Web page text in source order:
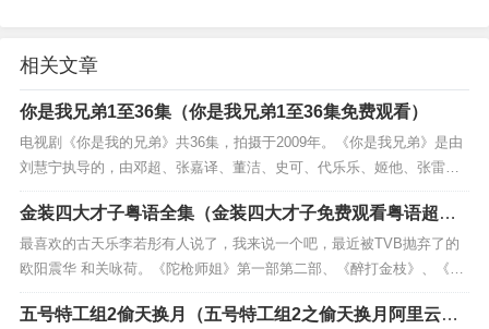
相关文章
你是我兄弟1至36集（你是我兄弟1至36集免费观看）
电视剧《你是我的兄弟》共36集，拍摄于2009年。《你是我兄弟》是由
刘慧宁执导的，由邓超、张嘉译、董洁、史可、代乐乐、姬他、张雷雨
等人主演的电视剧。邓超扮演的马学军从第一次与董洁扮演的“一枝花”相
遇就...
金装四大才子粤语全集（金装四大才子免费观看粤语超清
2）
最喜欢的古天乐李若彤有人说了，我来说一个吧，最近被TVB抛弃了的
欧阳震华 和关咏荷。《陀枪师姐》第一部第二部、《醉打金枝》、《金
装四大才子》，很经典的荧幕CP。张童，2006年出生，香港著名演员张
家...
五号特工组2偷天换月（五号特工组2之偷天换月阿里云